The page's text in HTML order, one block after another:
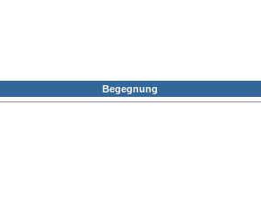
Begegnung